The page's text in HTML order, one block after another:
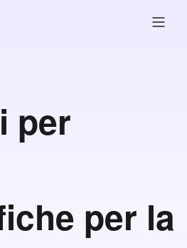
per
per la